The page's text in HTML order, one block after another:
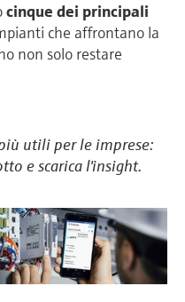
cinque dei principali
che affrontano la
non solo restare
utili per le imprese:
e scarica l'insight.